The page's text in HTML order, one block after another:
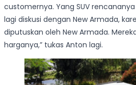
customernya. Yang SUV
lagi diskusi dengan New Armada,
diputuskan oleh New Armada.
harganya,” tukas Anton lagi.